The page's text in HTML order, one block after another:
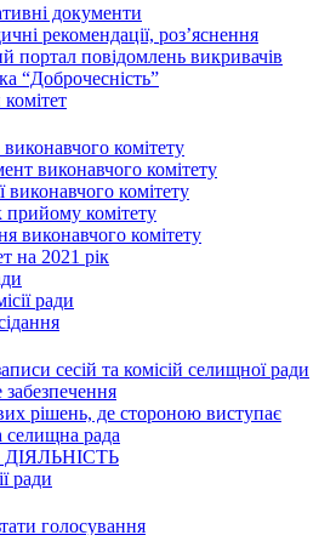
документи
рекомендації, роз’яснення
портал повідомлень викривачів
“Доброчесність”
комітету
виконавчого комітету
виконавчого комітету
прийому комітету
виконавчого комітету
на 2021 рік
ради
сесій та комісій селищної ради
рішень, де стороною виступає
селищна рада
ради
голосування